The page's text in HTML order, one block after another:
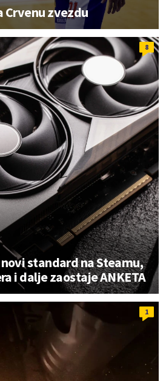
Crvenu zvezdu
8
novi standard na Steamu,
i dalje zaostaje ANKETA
1